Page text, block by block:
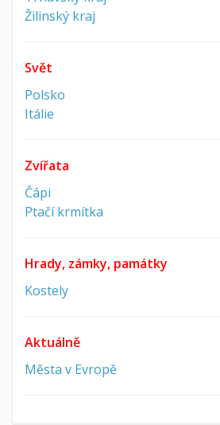
Žilinský kraj
Svět
Polsko
Itálie
Zvířata
Čápi
Ptačí krmítka
Hrady, zámky, památky
Kostely
Aktuálně
Města v Evropě